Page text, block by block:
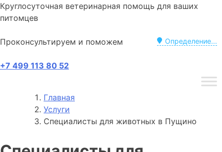
Круглосуточная ветеринарная помощь для ваших
питомцев
Определение...
Проконсультируем и поможем
+7 499 113 80 52
Главная
Услуги
Специалисты для животных в Пущино